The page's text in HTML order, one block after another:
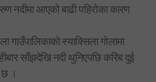
आएको बाढी पहिरोका कारण
गाउँपालिकाको स्याक्सिला गोलामा
साँझदेखि नदी थुनिएपछि करिब दुई
छ ।